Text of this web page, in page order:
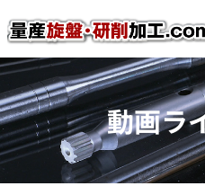
動画ラ